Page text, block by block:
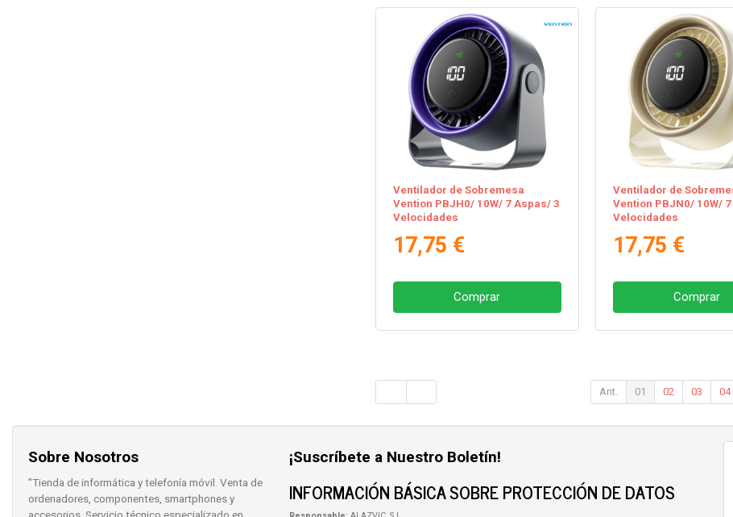
Ventilador de Sobremesa
Vention PBJH0/ 10W/ 7 Aspas/ 3
Velocidades
17,75 €
Comprar
Ventilador de
Vention PBJN0/ 10W/
Velocidades
17,75 €
Comprar
Ant. 01 02 03 04
Sobre Nosotros
"Tienda de informática y telefonía móvil. Venta de
ordenadores, componentes, smartphones y
accesorios. Servicio técnico especializado en
¡Suscríbete a Nuestro Boletín!
INFORMACIÓN BÁSICA SOBRE PROTECCIÓN DE DATOS